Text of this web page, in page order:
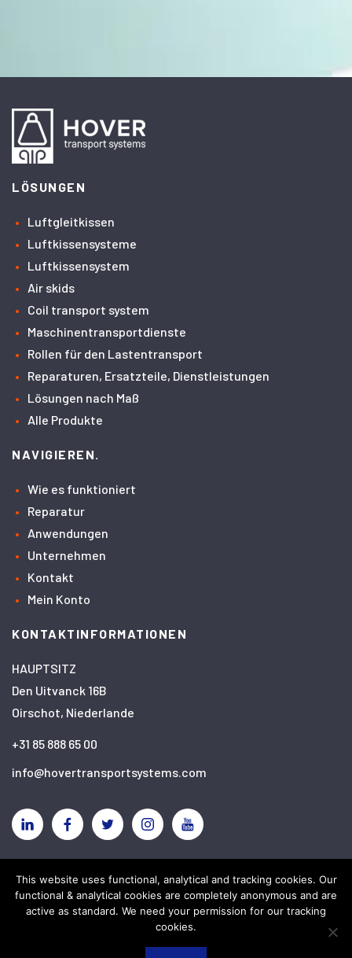
LÖSUNGEN
Luftgleitkissen
Luftkissensysteme
Luftkissensystem
Air skids
Coil transport system
Maschinentransportdienste
Rollen für den Lastentransport
Reparaturen, Ersatzteile, Dienstleistungen
Lösungen nach Maß
Alle Produkte
NAVIGIEREN.
Wie es funktioniert
Reparatur
Anwendungen
Unternehmen
Kontakt
Mein Konto
KONTAKTINFORMATIONEN
HAUPTSITZ
Den Uitvanck 16B
Oirschot, Niederlande
+31 85 888 65 00
info@hovertransportsystems.com
LinkedinFacebookTwitterInstagramYouTube
Haftungsausschluss
Datenschutzbestimmungen
Cookies
This website uses functional, analytical and tracking cookies. Our
functional & analytical cookies are completely anonymous and are
active as standard. We need your permission for our tracking
cookies.